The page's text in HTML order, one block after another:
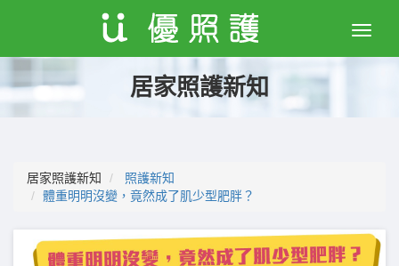
Toggle
居家照護新知
居家照護新知
照護新知
體重明明沒變，竟然成了肌少型肥胖？